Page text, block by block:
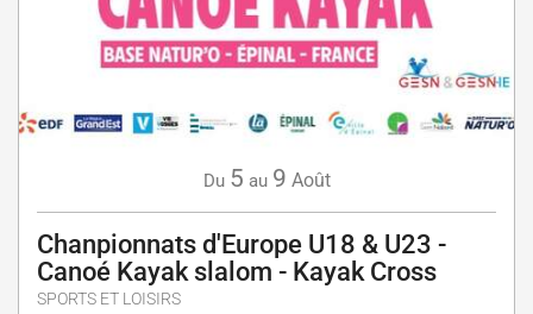
Du 5 au 9 Août
Chanpionnats d'Europe U18 & U23 -
Canoé Kayak slalom - Kayak Cross
SPORTS ET LOISIRS